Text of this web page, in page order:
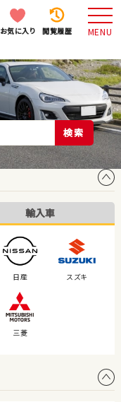
お気に入り 閲覧履歴 MENU
検索
輸入車
日産 スズキ
三菱